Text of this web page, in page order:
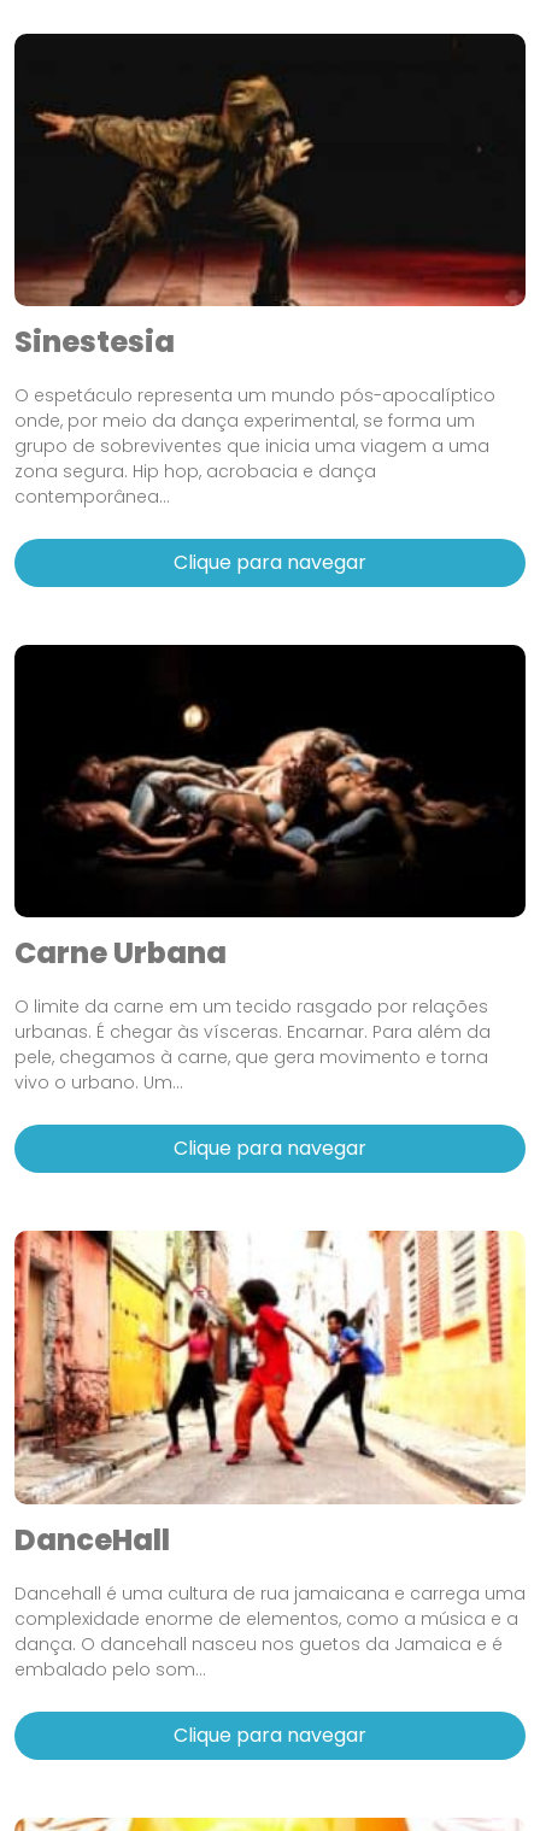
Sinestesia
O espetáculo representa um mundo pós-apocalíptico
onde, por meio da dança experimental, se forma um
grupo de sobreviventes que inicia uma viagem a uma
zona segura. Hip hop, acrobacia e dança
contemporânea...
Clique para navegar
Carne Urbana
O limite da carne em um tecido rasgado por relações
urbanas. É chegar às vísceras. Encarnar. Para além da
pele, chegamos à carne, que gera movimento e torna
vivo o urbano. Um...
Clique para navegar
DanceHall
Dancehall é uma cultura de rua jamaicana e carrega uma
complexidade enorme de elementos, como a música e a
dança. O dancehall nasceu nos guetos da Jamaica e é
embalado pelo som...
Clique para navegar